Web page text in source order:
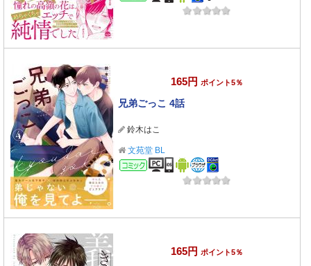
165円 ポイント5％
兄弟ごっこ 4話
鈴木はこ
文苑堂 BL
コミック
165円 ポイント5％